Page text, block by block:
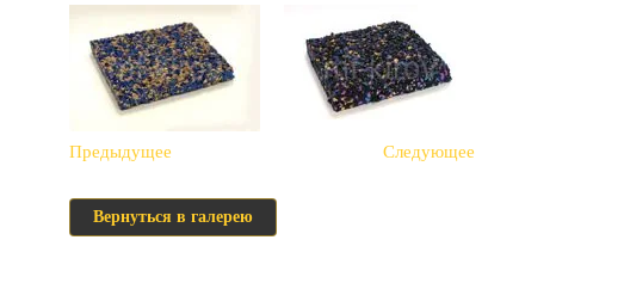
Предыдущее Следующее
Вернуться в галерею